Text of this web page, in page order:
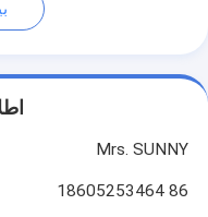
Mrs. SUNNY
86 18605253464